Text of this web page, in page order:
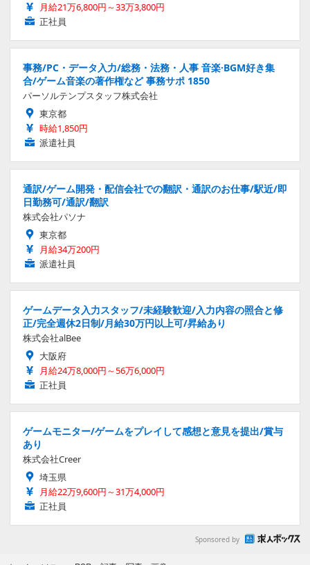
月給21万6,800円～33万3,800円
正社員
事務/PC・データ入力/総務・法務・人事 音楽·BGM好き集
合/ゲーム音楽の著作権など 事務サポ 1850
パーソルテンプスタッフ株式会社
東京都
時給1,850円
派遣社員
通訳/ゲーム開発・配信会社での翻訳・通訳のお仕事/駅近/即
日勤務可/通訳/翻訳
株式会社パソナ
東京都
月給34万200円
派遣社員
ゲームデータ入力スタッフ/未経験歓迎/入力内容の照合と修
正/完全週休2日制/月給30万円以上可/昇給あり
株式会社alBee
大阪府
月給24万8,000円～56万6,000円
正社員
ゲームモニター/ゲームをプレイして感想と意見を提出/賞与
あり
株式会社Creer
埼玉県
月給22万9,600円～31万4,000円
正社員
Sponsored by